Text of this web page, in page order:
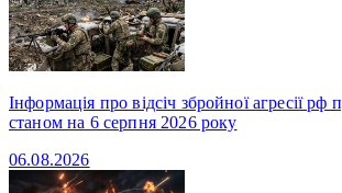
Інформація про відсіч збройної агресії рф
станом на 6 серпня 2026 року
06.08.2026